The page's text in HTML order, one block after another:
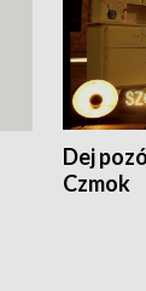
Dej
Czmok